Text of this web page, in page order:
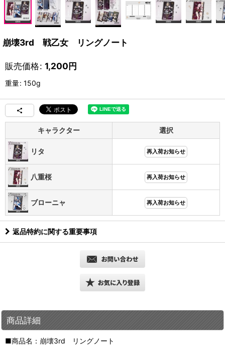
崩壊3rd 戦乙女 リングノート
販売価格: 1,200円
重量: 150g
キャラクター 選択
リタ 再入荷お知らせ
八重桜 再入荷お知らせ
ブローニャ 再入荷お知らせ
返品特約に関する重要事項
商品詳細
■商品名：崩壊3rd リングノート